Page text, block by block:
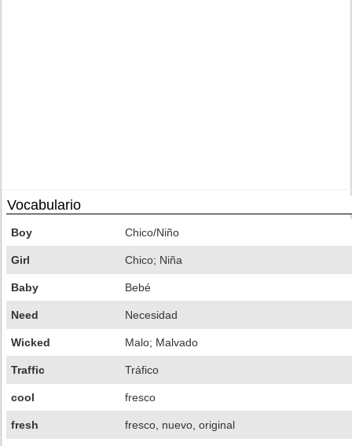
Vocabulario
Boy Chico/Niño
Girl Chico; Niña
Baby Bebé
Need Necesidad
Wicked Malo; Malvado
Traffic Tráfico
cool fresco
fresh fresco, nuevo, original